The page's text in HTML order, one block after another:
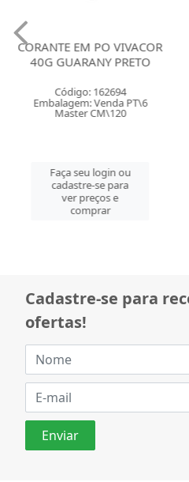
CORANTE EM PO VIVACOR
40G GUARANY PRETO
Código: 162694
Embalagem: Venda PT\6
Master CM\120
Faça seu login ou
cadastre-se para
ver preços e
comprar
Cadastre-se para
ofertas!